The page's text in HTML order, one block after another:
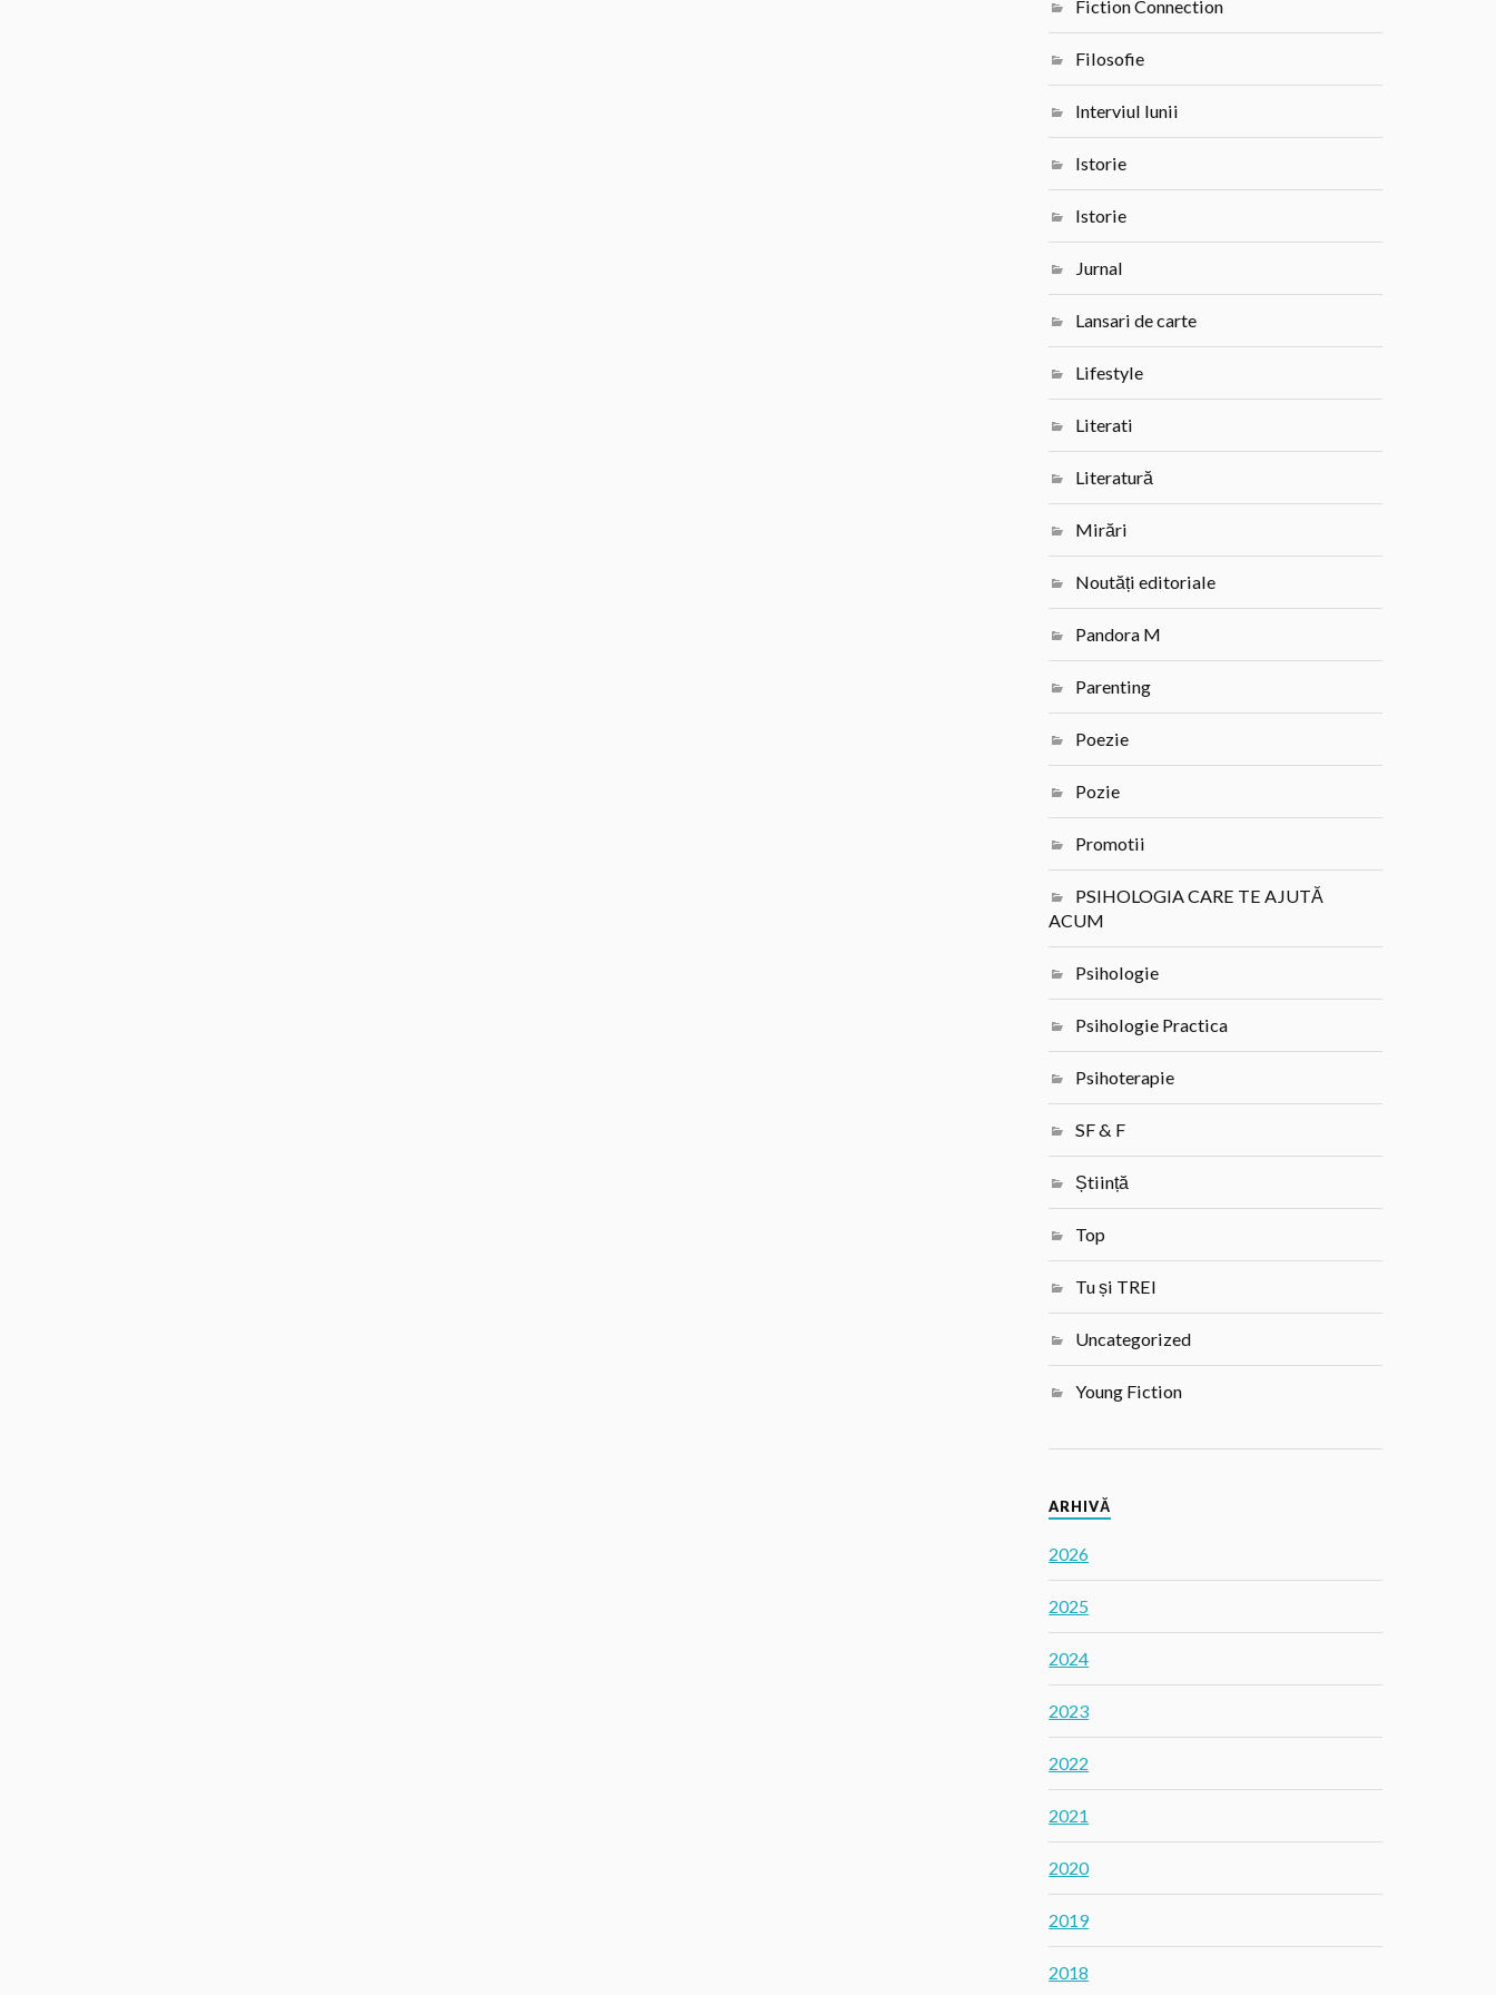
Fiction Connection
Filosofie
Interviul lunii
Istorie
Istorie
Jurnal
Lansari de carte
Lifestyle
Literati
Literatură
Mirări
Noutăți editoriale
Pandora M
Parenting
Poezie
Pozie
Promotii
PSIHOLOGIA CARE TE AJUTĂ
ACUM
Psihologie
Psihologie Practica
Psihoterapie
SF & F
Știință
Top
Tu și TREI
Uncategorized
Young Fiction
ARHIVĂ
2026
2025
2024
2023
2022
2021
2020
2019
2018